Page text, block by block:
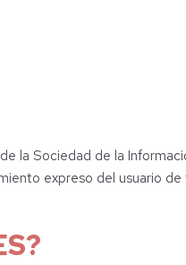
la Sociedad de la
expreso del usuario